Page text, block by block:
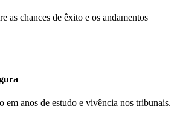
as chances de êxito e os andamentos
em anos de estudo e vivência nos tribunais.